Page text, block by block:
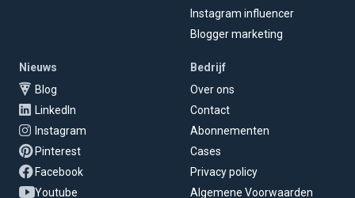
Instagram influencer
Blogger marketing
Nieuws
Blog
LinkedIn
Instagram
Pinterest
Facebook
Youtube
Bedrijf
Over ons
Contact
Abonnementen
Cases
Privacy policy
Algemene Voorwaarden